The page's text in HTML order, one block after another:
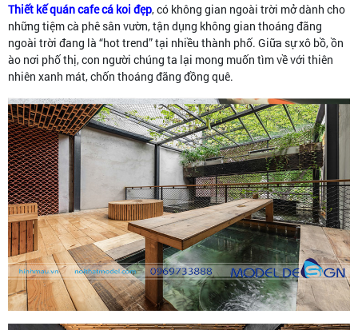
Thiết kế quán cafe cá koi đẹp, có không gian ngoài trời mở dành cho
những tiệm cà phê sân vườn, tận dụng không gian thoáng đãng
ngoài trời đang là “hot trend” tại nhiều thành phố. Giữa sự xô bồ, ồn
ào nơi phố thị, con người chúng ta lại mong muốn tìm về với thiên
nhiên xanh mát, chốn thoáng đãng đồng quê.